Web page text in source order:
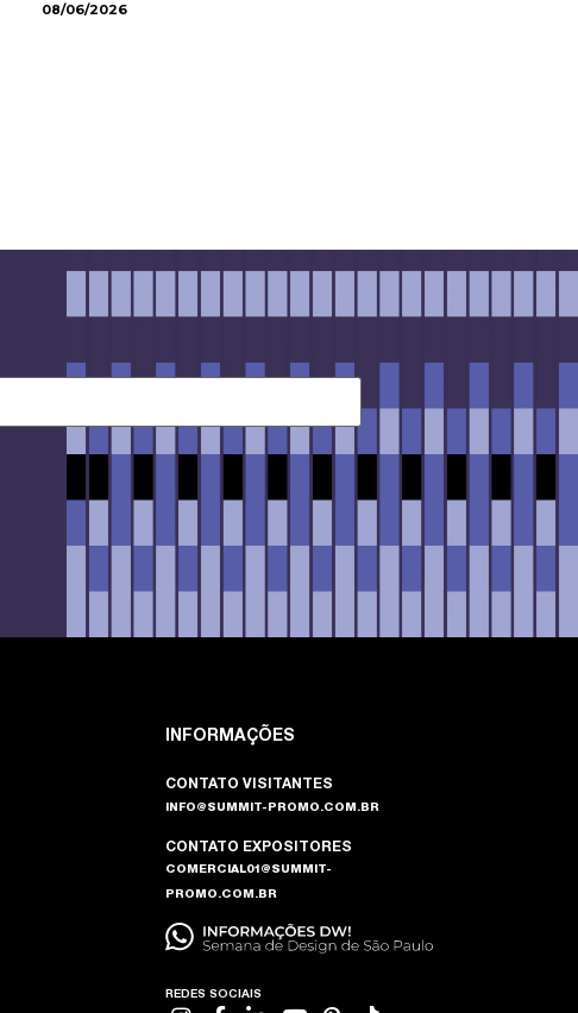
08/06/2026
INFORMAÇÕES
CONTATO VISITANTES
INFO@SUMMIT-PROMO.COM.BR
CONTATO EXPOSITORES
COMERCIAL01@SUMMIT-
PROMO.COM.BR
REDES SOCIAIS